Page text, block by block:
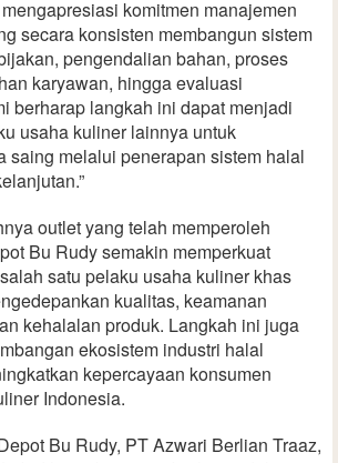
komitmen manajemen
secara konsisten membangun sistem
pengendalian bahan, proses
karyawan, hingga evaluasi
berharap langkah ini dapat menjadi
usaha kuliner lainnya untuk
saing melalui penerapan sistem halal
outlet yang telah memperoleh
Bu Rudy semakin memperkuat
satu pelaku usaha kuliner khas
kualitas, keamanan
kehalalan produk. Langkah ini juga
ekosistem industri halal
kepercayaan konsumen
Indonesia.
Bu Rudy, PT Azwari Berlian Traaz,